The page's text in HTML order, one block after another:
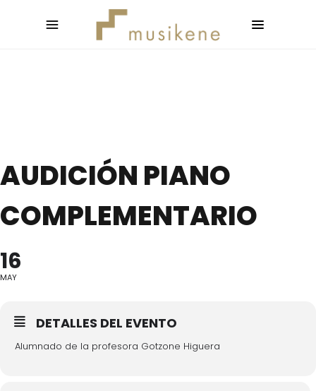
AUDICIÓN PIANO
COMPLEMENTARIO
16
MAY
DETALLES DEL EVENTO
Alumnado de la profesora Gotzone Higuera